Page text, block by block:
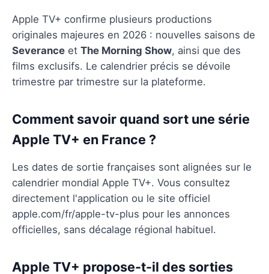
Apple TV+ confirme plusieurs productions
originales majeures en 2026 : nouvelles saisons de
Severance et The Morning Show, ainsi que des
films exclusifs. Le calendrier précis se dévoile
trimestre par trimestre sur la plateforme.
Comment savoir quand sort une série
Apple TV+ en France ?
Les dates de sortie françaises sont alignées sur le
calendrier mondial Apple TV+. Vous consultez
directement l'application ou le site officiel
apple.com/fr/apple-tv-plus pour les annonces
officielles, sans décalage régional habituel.
Apple TV+ propose-t-il des sorties